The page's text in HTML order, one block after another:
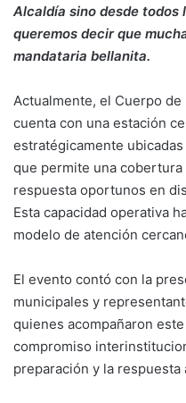
Alcaldía sino desde todos
queremos decir que
mandataria bellanita.
Actualmente, el Cuerpo de
cuenta con una estación
estratégicamente
que permite una
respuesta oportunos en
Esta capacidad operativa
modelo de atención
El evento contó con la
municipales y
quienes acompañaron
compromiso
preparación y la respuesta